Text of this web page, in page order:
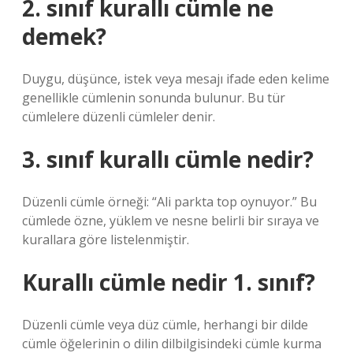
2. sınıf kurallı cümle ne
demek?
Duygu, düşünce, istek veya mesajı ifade eden kelime
genellikle cümlenin sonunda bulunur. Bu tür
cümlelere düzenli cümleler denir.
3. sınıf kurallı cümle nedir?
Düzenli cümle örneği: “Ali parkta top oynuyor.” Bu
cümlede özne, yüklem ve nesne belirli bir sıraya ve
kurallara göre listelenmiştir.
Kurallı cümle nedir 1. sınıf?
Düzenli cümle veya düz cümle, herhangi bir dilde
cümle öğelerinin o dilin dilbilgisindeki cümle kurma